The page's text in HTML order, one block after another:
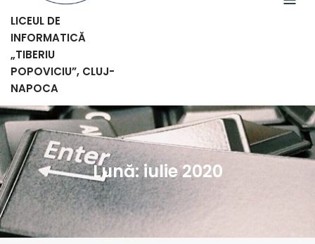
LICEUL DE
INFORMATICĂ
„TIBERIU
POPOVICIU”, CLUJ-
NAPOCA
Lună:iulie 2020